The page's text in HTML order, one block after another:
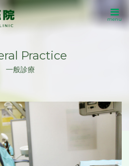
menu
Practice
一般診療